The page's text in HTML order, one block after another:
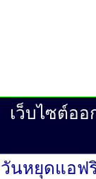
เว็บไซต์อ
วันหยุดแอฟ